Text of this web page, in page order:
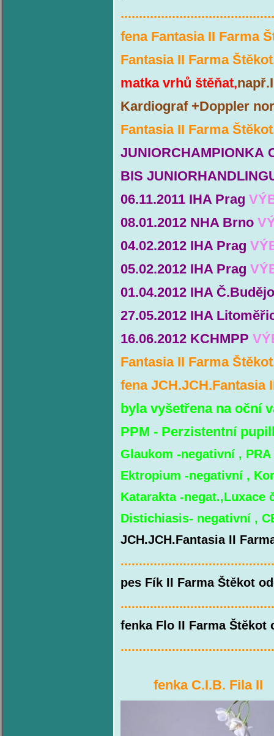
fena Fantasia II Farma
Fantasia II Farma
matka vrhů štěňat,
Kardiograf +Doppler
Fantasia II Farma
JUNIORCHAMPIONKA
BIS
06.11.2011 IHA Prag
08.01.2012 NHA Brno
04.02.2012 IHA Prag
05.02.2012 IHA Prag
01.04.2012 IHA
27.05.2012 IHA
16.06.2012 KCHMPP
Fantasia II Farma
fena JCH.JCH.Fantasia
byla vyšetřena na oční
PPM - Perzistentní
Glaukom -negativní ,
Ektropium -negativní ,
Katarakta -
Distichiasis- negativní ,
JCH.JCH.Fantasia II
pes Fík II Farma Štěkot
fenka Flo II Farma Štěkot
fenka C.I.B.